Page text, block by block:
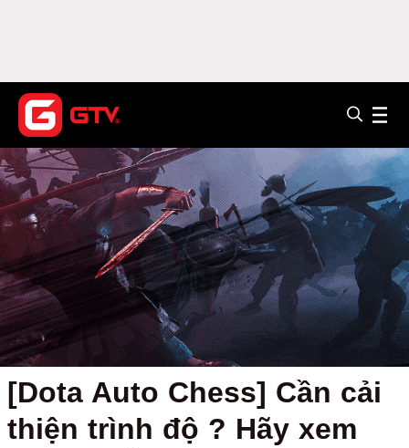
[Dota Auto Chess] Cần cải
thiện trình độ ? Hãy xem